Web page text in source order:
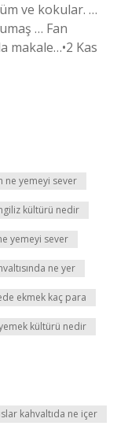
ve kokular. …
… Fan
makale…•2 Kas
ne yemeyi sever
kültürü nedir
yemeyi sever
ne yer
ekmek kaç para
kültürü nedir
kahvaltıda ne içer